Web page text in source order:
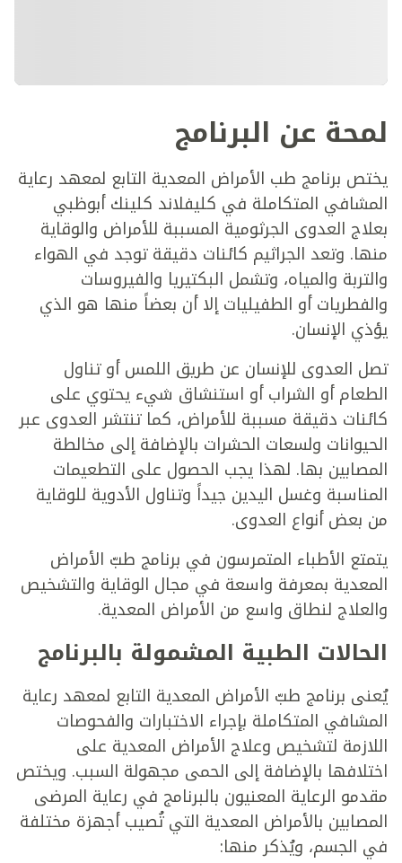
لمحة عن البرنامج
يختص برنامج طب الأمراض المعدية التابع لمعهد رعاية
المشافي المتكاملة في كليفلاند كلينك أبوظبي
بعلاج العدوى الجرثومية المسببة للأمراض والوقاية
منها. وتعد الجراثيم كائنات دقيقة توجد في الهواء
والتربة والمياه، وتشمل البكتيريا والفيروسات
والفطريات أو الطفيليات إلا أن بعضاً منها هو الذي
يؤذي الإنسان.
تصل العدوى للإنسان عن طريق اللمس أو تناول
الطعام أو الشراب أو استنشاق شيء يحتوي على
كائنات دقيقة مسببة للأمراض، كما تنتشر العدوى عبر
الحيوانات ولسعات الحشرات بالإضافة إلى مخالطة
المصابين بها. لهذا يجب الحصول على التطعيمات
المناسبة وغسل اليدين جيداً وتناول الأدوية للوقاية
من بعض أنواع العدوى.
يتمتع الأطباء المتمرسون في برنامج طبّ الأمراض
المعدية بمعرفة واسعة في مجال الوقاية والتشخيص
والعلاج لنطاق واسع من الأمراض المعدية.
الحالات الطبية المشمولة بالبرنامج
يُعنى برنامج طبّ الأمراض المعدية التابع لمعهد رعاية
المشافي المتكاملة بإجراء الاختبارات والفحوصات
اللازمة لتشخيص وعلاج الأمراض المعدية على
اختلافها بالإضافة إلى الحمى مجهولة السبب. ويختص
مقدمو الرعاية المعنيون بالبرنامج في رعاية المرضى
المصابين بالأمراض المعدية التي تُصيب أجهزة مختلفة
في الجسم، ويُذكر منها: